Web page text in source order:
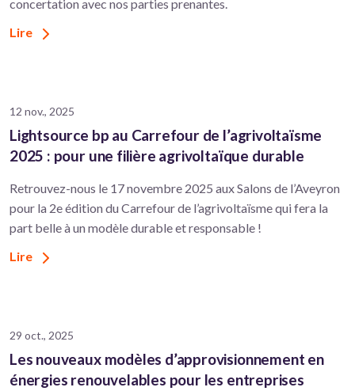
concertation avec nos parties prenantes.
Lire
12 nov., 2025
Lightsource bp au Carrefour de l’agrivoltaïsme
2025 : pour une filière agrivoltaïque durable
Retrouvez-nous le 17 novembre 2025 aux Salons de l’Aveyron
pour la 2e édition du Carrefour de l’agrivoltaïsme qui fera la
part belle à un modèle durable et responsable !
Lire
29 oct., 2025
Les nouveaux modèles d’approvisionnement en
énergies renouvelables pour les entreprises